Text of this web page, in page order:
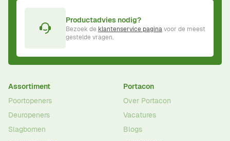
Productadvies nodig?
Bezoek de klantenservice paginavoor de meest
gestelde vragen.
Assortiment
Poortopeners
Deuropeners
Slagbomen
Portacon
Over Portacon
Vacatures
Blogs